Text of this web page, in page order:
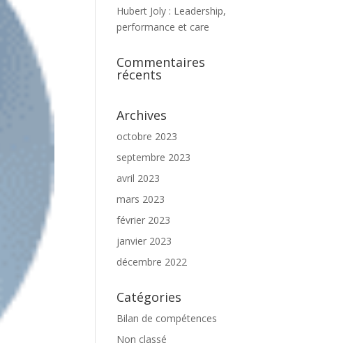
Hubert Joly : Leadership,
performance et care
Commentaires
récents
Archives
octobre 2023
septembre 2023
avril 2023
mars 2023
février 2023
janvier 2023
décembre 2022
Catégories
Bilan de compétences
Non classé